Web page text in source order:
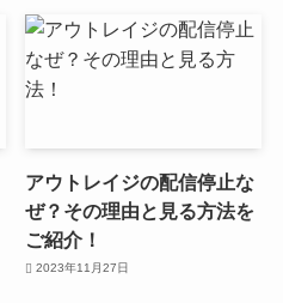
アウトレイジの配信停止な
ぜ？その理由と見る方法を
ご紹介！
2023年11月27日